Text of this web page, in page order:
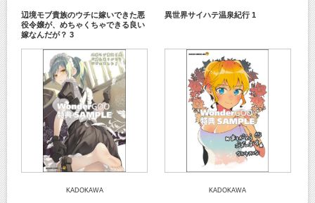
辺境モブ貴族のウチに嫁いできた悪
役令嬢が、めちゃくちゃできる良い
嫁なんだが？ 3
KADOKAWA
異世界サイハテ温泉紀行 1
KADOKAWA